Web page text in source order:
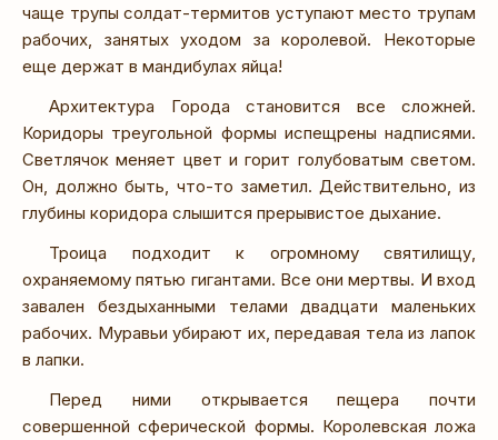
чаще трупы солдат-термитов уступают место трупам
рабочих, занятых уходом за королевой. Некоторые
еще держат в мандибулах яйца!
Архитектура Города становится все сложней.
Коридоры треугольной формы испещрены надписями.
Светлячок меняет цвет и горит голубоватым светом.
Он, должно быть, что-то заметил. Действительно, из
глубины коридора слышится прерывистое дыхание.
Троица подходит к огромному святилищу,
охраняемому пятью гигантами. Все они мертвы. И вход
завален бездыханными телами двадцати маленьких
рабочих. Муравьи убирают их, передавая тела из лапок
в лапки.
Перед ними открывается пещера почти
совершенной сферической формы. Королевская ложа